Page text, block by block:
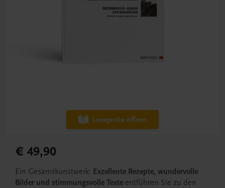
Leseprobe öffnen
€ 49,90
Ein Gesamtkunstwerk: Exzellente Rezepte, wundervolle
Bilder und stimmungsvolle Texte entführen Sie zu den